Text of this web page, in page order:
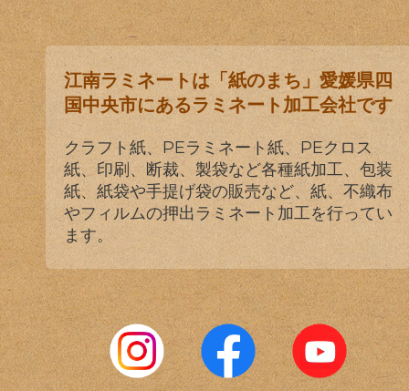
江南ラミネートは「紙のまち」愛媛県四
国中央市にあるラミネート加工会社です
クラフト紙、PEラミネート紙、PEクロス
紙、印刷、断裁、製袋など各種紙加工、包装
紙、紙袋や手提げ袋の販売など、紙、不織布
やフィルムの押出ラミネート加工を行ってい
ます。